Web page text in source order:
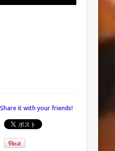
it with your friends!